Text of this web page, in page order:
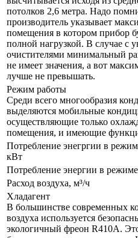
потолков 2,6 метра. Надо
производитель указывает
помещения в котором прибор
полной нагрузкой. В случае с
очистителями минимальный
не имеет значения, а вот
лучше не превышать.
Режим работы
Среди всего многообразия
выделяются мобильные
осуществляющие только
помещения, и имеющие
Потребление энегргии в
кВт
Потребление энергии в
Расход воздуха, м³/ч
Хладагент
В большинстве современных
воздуха используется
экологичный фреон R410A.